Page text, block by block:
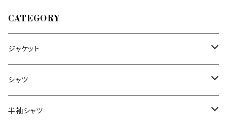
CATEGORY
ジャケット
～44/S
46/M
シャツ
～44/S
半袖シャツ